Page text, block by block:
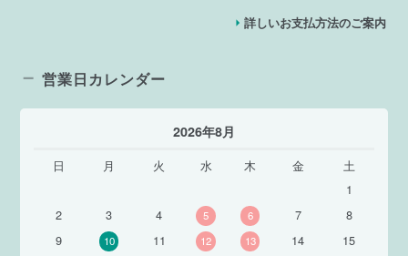
詳しいお支払方法のご案内
営業日カレンダー
2026年8月
日 月 火 水 木 金
土
1
2
3 4 5 6 7
8
9
10 11 12 13 14
15